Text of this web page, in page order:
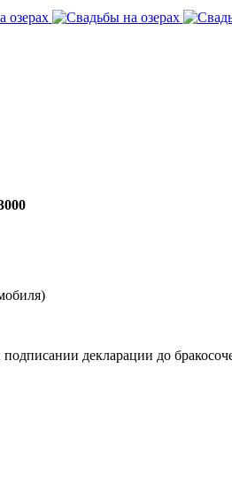
декларации до